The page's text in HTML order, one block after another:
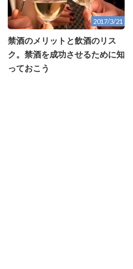
2017/3/21
禁酒のメリットと飲酒のリス
ク。禁酒を成功させるために知
っておこう